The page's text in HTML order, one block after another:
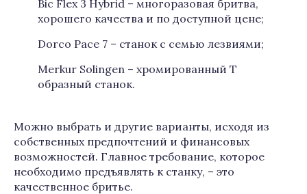
Bic Flex 3 Hybrid – многоразовая бритва,
хорошего качества и по доступной цене;
Dorco Pace 7 – станок с семью лезвиями;
Merkur Solingen – хромированный Т
образный станок.
Можно выбрать и другие варианты, исходя из
собственных предпочтений и финансовых
возможностей. Главное требование, которое
необходимо предъявлять к станку, – это
качественное бритье.